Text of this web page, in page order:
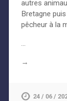
autres
Bretagne
pêcheur à la
…
→
24 / 06 /